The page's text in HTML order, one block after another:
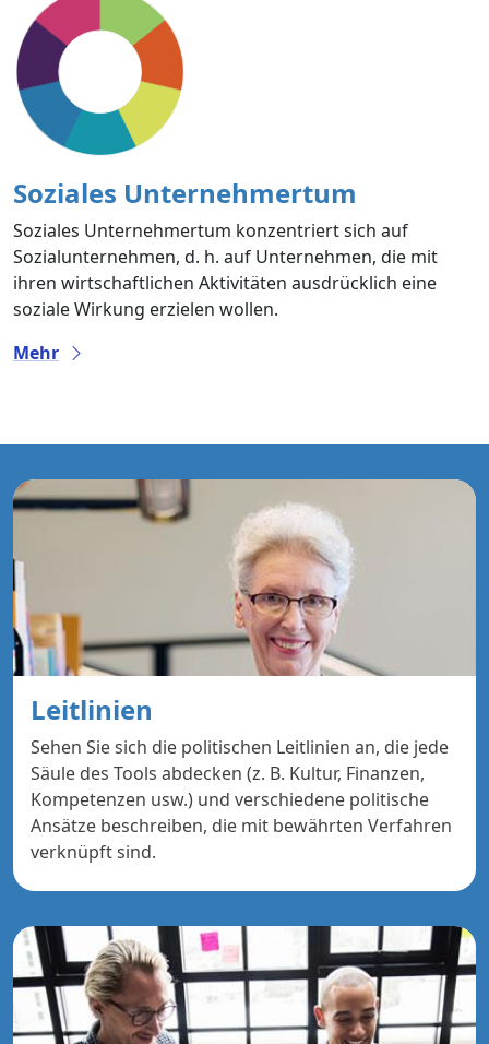
Soziales Unternehmertum
Soziales Unternehmertum konzentriert sich auf
Sozialunternehmen, d. h. auf Unternehmen, die mit
ihren wirtschaftlichen Aktivitäten ausdrücklich eine
soziale Wirkung erzielen wollen.
Mehr
Leitlinien
Sehen Sie sich die politischen Leitlinien an, die jede
Säule des Tools abdecken (z. B. Kultur, Finanzen,
Kompetenzen usw.) und verschiedene politische
Ansätze beschreiben, die mit bewährten Verfahren
verknüpft sind.